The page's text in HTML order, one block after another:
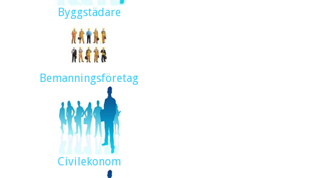
Byggstädare
Bemanningsföretag
Civilekonom